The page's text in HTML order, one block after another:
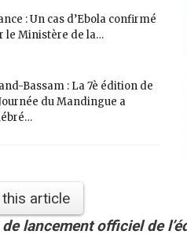
: Un cas d’Ebola confirmé
le Ministère de la…
Bassam : La 7è édition de
du Mandingue a
article
lancement officiel de